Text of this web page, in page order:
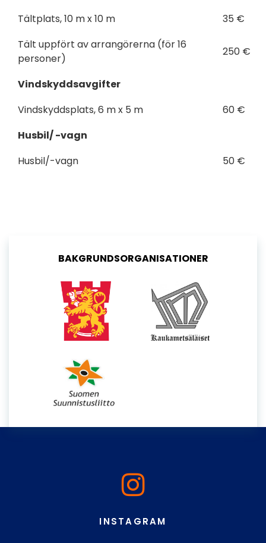
Tältplats, 10 m x 10 m
35 €
Tält uppfört av arrangörerna (för 16
personer)
250 €
Vindskyddsavgifter
Vindskyddsplats, 6 m x 5 m
60 €
Husbil/ -vagn
Husbil/-vagn
50 €
BAKGRUNDSORGANISATIONER
INSTAGRAM